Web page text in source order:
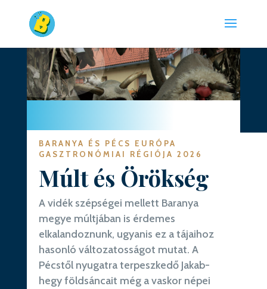
BARANYA ÉS PÉCS EURÓPA
GASZTRONÓMIAI RÉGIÓJA 2026
Múlt és Örökség
A vidék szépségei mellett Baranya
megye múltjában is érdemes
elkalandoznunk, ugyanis ez a tájaihoz
hasonló változatosságot mutat. A
Pécstől nyugatra terpeszkedő Jakab-
hegy földsáncait még a vaskor népei